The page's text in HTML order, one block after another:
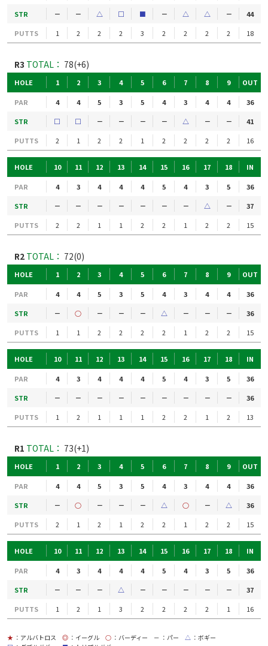
STR
－ － △ □ ■ － △ △ －
44
PUTTS
1 2 2 2 3 2 2 2 2 18
R3 TOTAL： 78(+6)
HOLE 1 2 3 4 5 6 7 8 9 OUT
PAR 4 4 5 3 5 4 3 4 4
36
STR
□ □ － － － － △ － －
41
PUTTS
2 1 2 2 1 2 2 2 2 16
HOLE 10 11 12 13 14 15 16 17 18 IN
PAR 4 3 4 4 4 5 4 3 5
36
STR
－ － － － － － － △ －
37
PUTTS
2 2 1 1 2 2 1 2 2 15
R2 TOTAL： 72(0)
HOLE 1 2 3 4 5 6 7 8 9 OUT
PAR 4 4 5 3 5 4 3 4 4
36
STR
－ ○ － － － △ － － －
36
PUTTS
1 1 2 2 2 2 1 2 2 15
HOLE 10 11 12 13 14 15 16 17 18 IN
PAR 4 3 4 4 4 5 4 3 5
36
STR
－ － － － － － － － －
36
PUTTS
1 2 1 1 1 2 2 1 2 13
R1 TOTAL： 73(+1)
HOLE 1 2 3 4 5 6 7 8 9 OUT
PAR 4 4 5 3 5 4 3 4 4
36
STR
－ ○ － － － △ ○ － △
36
PUTTS
2 1 2 1 2 2 1 2 2 15
HOLE 10 11 12 13 14 15 16 17 18 IN
PAR 4 3 4 4 4 5 4 3 5
36
STR
－ － － △ － － － － －
37
PUTTS
1 2 1 3 2 2 2 2 1 16
★ ：アルバトロス ◎ ：イーグル ○ ：バーディー － ：パー △ ：ボギー